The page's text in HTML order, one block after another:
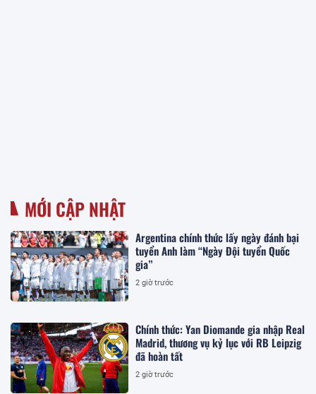
MỚI CẬP NHẬT
Argentina chính thức lấy ngày đánh bại
tuyển Anh làm “Ngày Đội tuyển Quốc
gia”
2 giờ trước
Chính thức: Yan Diomande gia nhập Real
Madrid, thương vụ kỷ lục với RB Leipzig
đã hoàn tất
2 giờ trước